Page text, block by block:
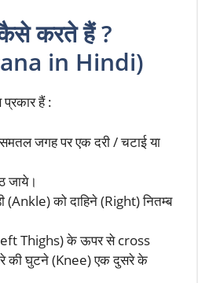
करते हैं ?
in Hindi)
हैं :
जगह पर एक दरी / चटाई या
जाये।
(Ankle) को दाहिने (Right) नितम्ब
Thighs) के ऊपर से cross
की घुटने (Knee) एक दुसरे के